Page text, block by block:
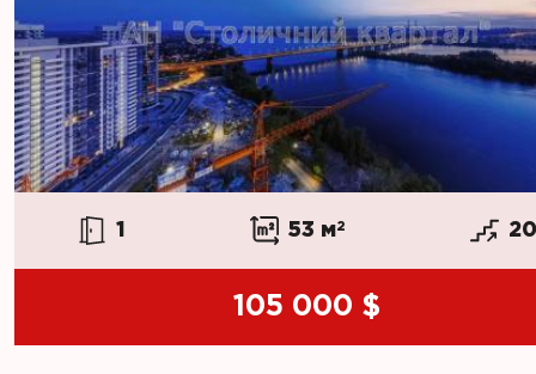
1 53 м2 20
105 000 $